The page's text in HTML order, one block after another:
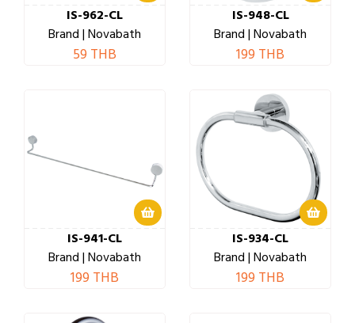
IS-962-CL
Brand | Novabath
59 THB
IS-948-CL
Brand | Novabath
199 THB
IS-941-CL
Brand | Novabath
199 THB
IS-934-CL
Brand | Novabath
199 THB